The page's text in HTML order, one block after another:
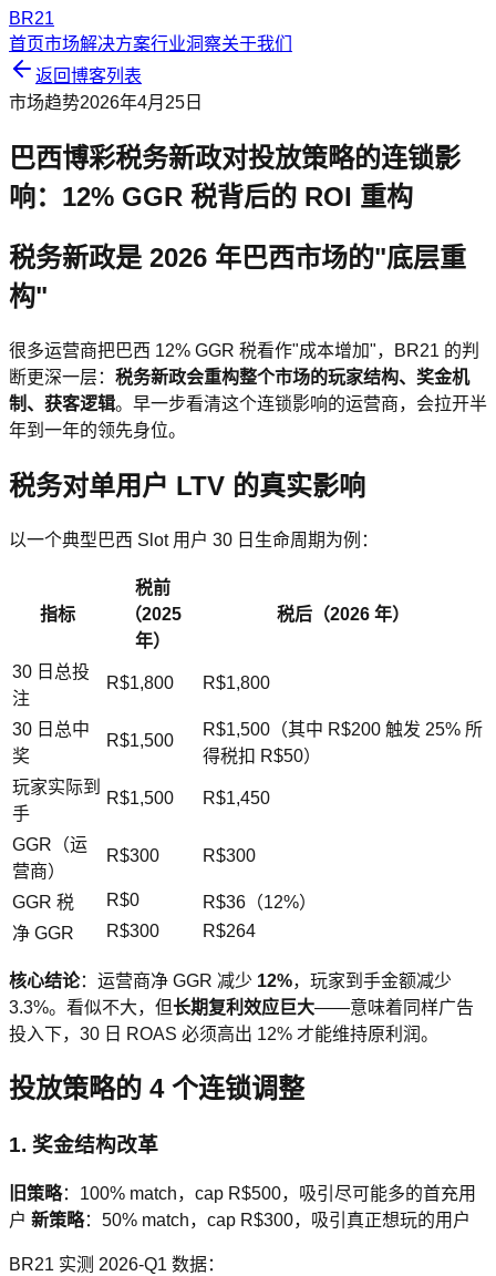
BR21
首页市场解决方案行业洞察关于我们
返回博客列表
市场趋势2026年4月25日
巴西博彩税务新政对投放策略的连锁影
响：12% GGR 税背后的 ROI 重构
税务新政是 2026 年巴西市场的"底层重
构"
很多运营商把巴西 12% GGR 税看作"成本增加"，BR21 的判
断更深一层： 税务新政会重构整个市场的玩家结构、奖金机
制、获客逻辑。早一步看清这个连锁影响的运营商，会拉开半
年到一年的领先身位。
税务对单用户 LTV 的真实影响
以一个典型巴西 Slot 用户 30 日生命周期为例：
指标
税前
（2025
年）
税后（2026 年）
30 日总投
注
R$1,800 R$1,800
30 日总中
奖
R$1,500
R$1,500（其中 R$200 触发 25% 所
得税扣 R$50）
玩家实际到
手
R$1,500 R$1,450
GGR（运
营商）
R$300 R$300
GGR 税 R$0
R$36（12%）
净 GGR
R$300 R$264
核心结论：运营商净 GGR 减少 12%，玩家到手金额减少
3.3%。看似不大，但长期复利效应巨大——意味着同样广告
投入下，30 日 ROAS 必须高出 12% 才能维持原利润。
投放策略的 4 个连锁调整
1. 奖金结构改革
旧策略：100% match，cap R$500，吸引尽可能多的首充用
户 新策略：50% match，cap R$300，吸引真正想玩的用户
BR21 实测 2026-Q1 数据：